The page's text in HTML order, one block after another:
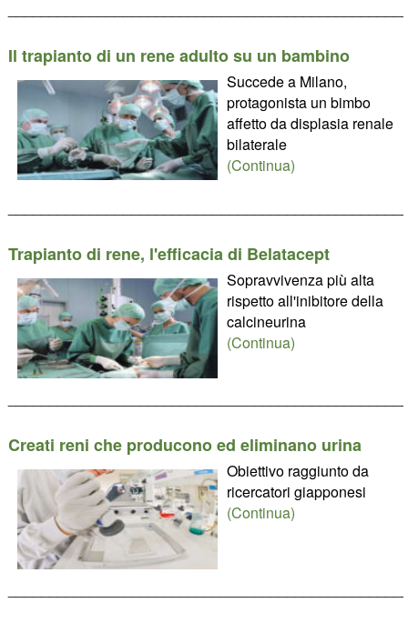
Il trapianto di un rene adulto su un bambino
Succede a Milano,
protagonista un bimbo
affetto da displasia renale
bilaterale
(Continua)
Trapianto di rene, l'efficacia di Belatacept
Sopravvivenza più alta
rispetto all'inibitore della
calcineurina
(Continua)
Creati reni che producono ed eliminano urina
Obiettivo raggiunto da
ricercatori giapponesi
(Continua)